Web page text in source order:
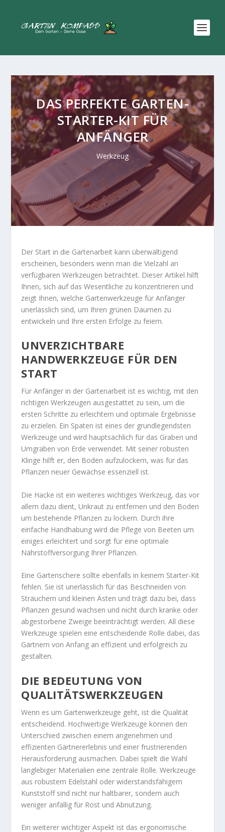
DAS PERFEKTE GARTEN-
STARTER-KIT FÜR
ANFÄNGER
Werkzeug
Der Start in die Gartenarbeit kann überwältigend
erscheinen, besonders wenn man die Vielzahl an
verfügbaren Werkzeugen betrachtet. Dieser Artikel hilft
Ihnen, sich auf das Wesentliche zu konzentrieren und
zeigt Ihnen, welche Gartenwerkzeuge für Anfänger
unerlässlich sind, um Ihren grünen Daumen zu
entwickeln und Ihre ersten Erfolge zu feiern.
UNVERZICHTBARE
HANDWERKZEUGE FÜR DEN
START
Für Anfänger in der Gartenarbeit ist es wichtig, mit den
richtigen Werkzeugen ausgestattet zu sein, um die
ersten Schritte zu erleichtern und optimale Ergebnisse
zu erzielen. Ein Spaten ist eines der grundlegendsten
Werkzeuge und wird hauptsächlich für das Graben und
Umgraben von Erde verwendet. Mit seiner robusten
Klinge hilft er, den Boden aufzulockern, was für das
Pflanzen neuer Gewächse essenziell ist.
Die Hacke ist ein weiteres wichtiges Werkzeug, das vor
allem dazu dient, Unkraut zu entfernen und den Boden
um bestehende Pflanzen zu lockern. Durch ihre
einfache Handhabung wird die Pflege von Beeten um
einiges erleichtert und sorgt für eine optimale
Nährstoffversorgung Ihrer Pflanzen.
Eine Gartenschere sollte ebenfalls in keinem Starter-Kit
fehlen. Sie ist unerlässlich für das Beschneiden von
Sträuchern und kleinen Ästen und trägt dazu bei, dass
Pflanzen gesund wachsen und nicht durch kranke oder
abgestorbene Zweige beeinträchtigt werden. All diese
Werkzeuge spielen eine entscheidende Rolle dabei, das
Gärtnern von Anfang an effizient und erfolgreich zu
gestalten.
DIE BEDEUTUNG VON
QUALITÄTSWERKZEUGEN
Wenn es um Gartenwerkzeuge geht, ist die Qualität
entscheidend. Hochwertige Werkzeuge können den
Unterschied zwischen einem angenehmen und
effizienten Gärtnererlebnis und einer frustrierenden
Herausforderung ausmachen. Dabei spielt die Wahl
langlebiger Materialien eine zentrale Rolle. Werkzeuge
aus robustem Edelstahl oder widerstandsfähigem
Kunststoff sind nicht nur haltbarer, sondern auch
weniger anfällig für Rost und Abnutzung.
Ein weiterer wichtiger Aspekt ist das ergonomische